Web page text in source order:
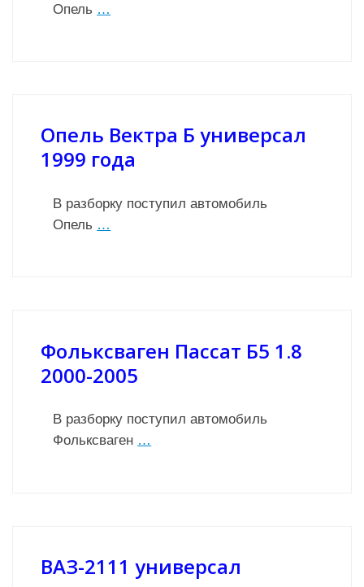
Опель …
Опель Вектра Б универсал
1999 года
В разборку поступил автомобиль
Опель …
Фольксваген Пассат Б5 1.8
2000-2005
В разборку поступил автомобиль
Фольксваген …
ВАЗ-2111 универсал